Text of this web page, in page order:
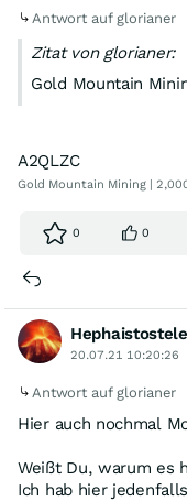
Antwort auf glorianer
Zitat von glorianer:
Gold Mountain
A2QLZC
Gold Mountain Mining |
0 0
20.07.21 10:20:26
Antwort auf glorianer
Hier auch nochmal
Weißt Du, warum es
Ich hab hier